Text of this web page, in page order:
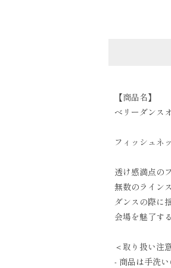
【商品名】
ベリーダンス
フィッシュネ
透け感満点の
無数のライン
ダンスの際に
会場を魅了す
＜取り扱い注
- 商品は手洗い